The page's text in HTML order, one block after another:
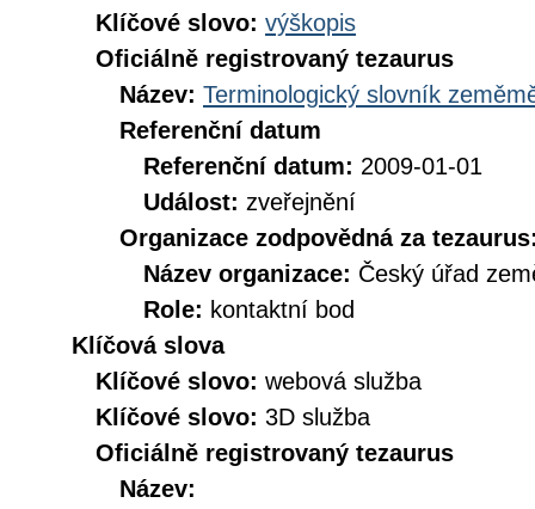
Klíčové slovo: výškopis
Oficiálně registrovaný tezaurus
Název: Terminologický slovník
Referenční datum
Referenční datum: 2009-01-01
Událost: zveřejnění
Organizace zodpovědná za
Název organizace: Český úřad
Role: kontaktní bod
Klíčová slova
Klíčové slovo: webová služba
Klíčové slovo: 3D služba
Oficiálně registrovaný tezaurus
Název: